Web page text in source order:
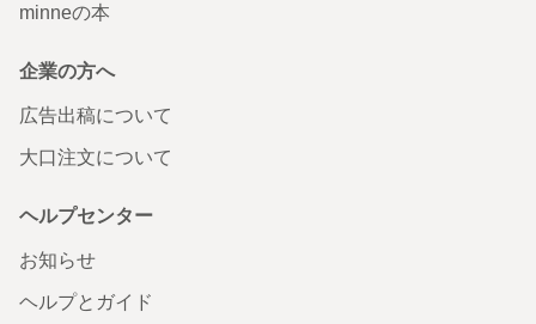
minneの本
企業の方へ
広告出稿について
大口注文について
ヘルプセンター
お知らせ
ヘルプとガイド